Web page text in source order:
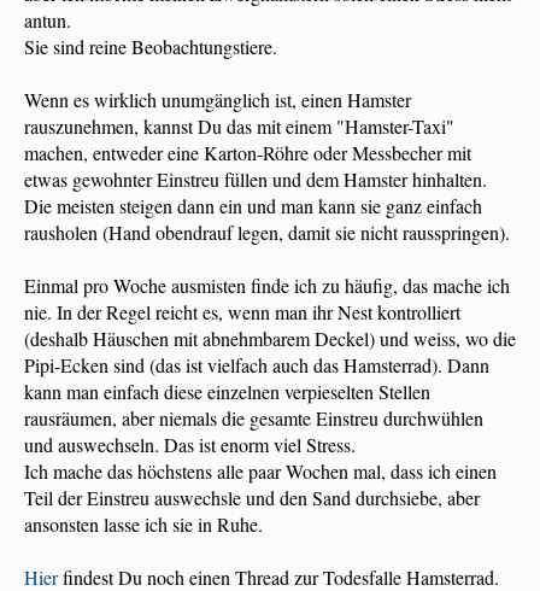
antun.
Sie sind reine Beobachtungstiere.
Wenn es wirklich unumgänglich ist, einen Hamster
rauszunehmen, kannst Du das mit einem "Hamster-Taxi"
machen, entweder eine Karton-Röhre oder Messbecher mit
etwas gewohnter Einstreu füllen und dem Hamster hinhalten.
Die meisten steigen dann ein und man kann sie ganz einfach
rausholen (Hand obendrauf legen, damit sie nicht rausspringen).
Einmal pro Woche ausmisten finde ich zu häufig, das mache ich
nie. In der Regel reicht es, wenn man ihr Nest kontrolliert
(deshalb Häuschen mit abnehmbarem Deckel) und weiss, wo die
Pipi-Ecken sind (das ist vielfach auch das Hamsterrad). Dann
kann man einfach diese einzelnen verpieselten Stellen
rausräumen, aber niemals die gesamte Einstreu durchwühlen
und auswechseln. Das ist enorm viel Stress.
Ich mache das höchstens alle paar Wochen mal, dass ich einen
Teil der Einstreu auswechsle und den Sand durchsiebe, aber
ansonsten lasse ich sie in Ruhe.
Hierfindest Du noch einen Thread zur Todesfalle Hamsterrad.